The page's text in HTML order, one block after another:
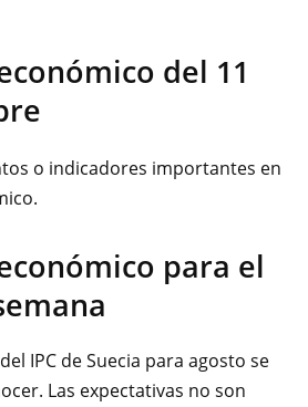
del 11
o indicadores importantes en
para el
IPC de Suecia para agosto se
Las expectativas no son